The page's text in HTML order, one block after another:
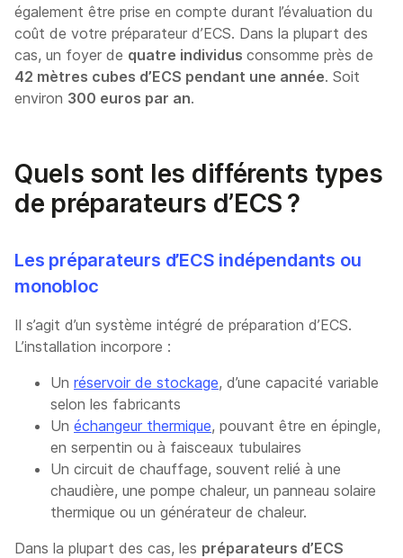
également être prise en compte durant l’évaluation du
coût de votre préparateur d’ECS. Dans la plupart des
cas, un foyer de quatre individus consomme près de
42 mètres cubes d’ECS pendant une année. Soit
environ 300 euros par an.
Quels sont les différents types
de préparateurs d’ECS ?
Les préparateurs d’ECS indépendants ou
monobloc
Il s’agit d’un système intégré de préparation d’ECS.
L’installation incorpore :
Un réservoir de stockage, d’une capacité variable
selon les fabricants
Un échangeur thermique, pouvant être en épingle,
en serpentin ou à faisceaux tubulaires
Un circuit de chauffage, souvent relié à une
chaudière, une pompe chaleur, un panneau solaire
thermique ou un générateur de chaleur.
Dans la plupart des cas, les préparateurs d’ECS